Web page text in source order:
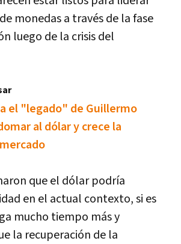
monedas a través de la fase
luego de la crisis del
el "legado" de Guillermo
al dólar y crece la
que el dólar podría
en el actual contexto, si es
mucho tiempo más y
la recuperación de la